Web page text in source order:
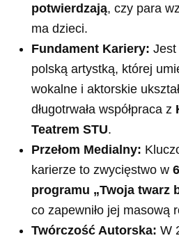
potwierdzają, czy para
ma dzieci.
Fundament Kariery: Jest
polską artystką, której
wokalne i aktorskie
długotrwała współpraca z
Teatrem STU.
Przełom Medialny:
karierze to zwycięstwo w
programu „Twoja twarz
co zapewniło jej masową
Twórczość Autorska: W